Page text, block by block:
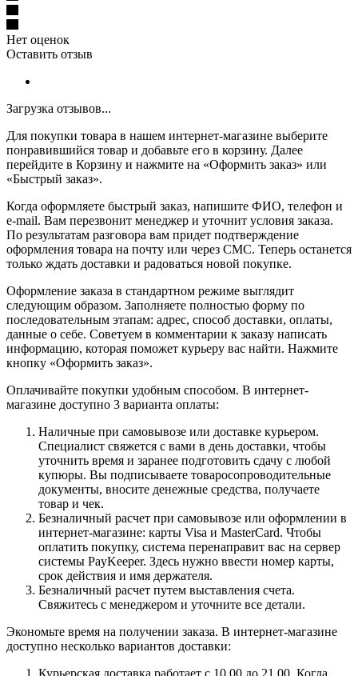
Нет оценок
Оставить отзыв
Загрузка отзывов...
Для покупки товара в нашем интернет-магазине выберите
понравившийся товар и добавьте его в корзину. Далее
перейдите в Корзину и нажмите на «Оформить заказ» или
«Быстрый заказ».
Когда оформляете быстрый заказ, напишите ФИО, телефон и
e-mail. Вам перезвонит менеджер и уточнит условия заказа.
По результатам разговора вам придет подтверждение
оформления товара на почту или через СМС. Теперь останется
только ждать доставки и радоваться новой покупке.
Оформление заказа в стандартном режиме выглядит
следующим образом. Заполняете полностью форму по
последовательным этапам: адрес, способ доставки, оплаты,
данные о себе. Советуем в комментарии к заказу написать
информацию, которая поможет курьеру вас найти. Нажмите
кнопку «Оформить заказ».
Оплачивайте покупки удобным способом. В интернет-
магазине доступно 3 варианта оплаты:
Наличные при самовывозе или доставке курьером.
Специалист свяжется с вами в день доставки, чтобы
уточнить время и заранее подготовить сдачу с любой
купюры. Вы подписываете товаросопроводительные
документы, вносите денежные средства, получаете
товар и чек.
Безналичный расчет при самовывозе или оформлении в
интернет-магазине: карты Visa и MasterCard. Чтобы
оплатить покупку, система перенаправит вас на сервер
системы PayKeeper. Здесь нужно ввести номер карты,
срок действия и имя держателя.
Безналичный расчет путем выставления счета.
Свяжитесь с менеджером и уточните все детали.
Экономьте время на получении заказа. В интернет-магазине
доступно несколько вариантов доставки:
Курьерская доставка работает с 10.00 до 21.00. Когда